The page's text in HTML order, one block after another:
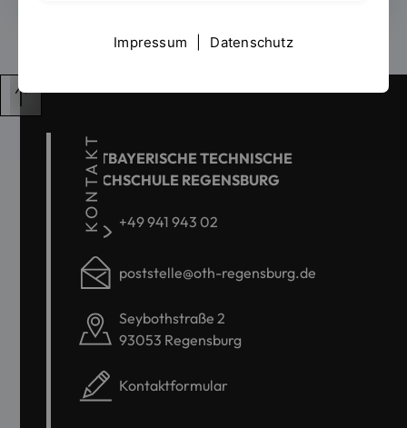
KONTAKT
OSTBAYERISCHE TECHNISCHE
HOCHSCHULE REGENSBURG
+49 941 943 02
poststelle@oth-regensburg.de
Seybothstraße 2
93053 Regensburg
Kontaktformular
Impressum Datenschutz